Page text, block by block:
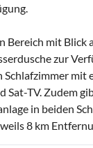
Bereich mit Blick
zur
Schlafzimmer
TV. Zudem
in beiden
8 km